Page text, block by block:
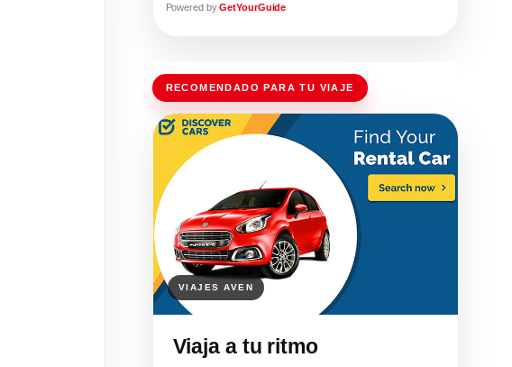
Powered byGetYourGuide
RECOMENDADO PARA TU VIAJE
Viaja a tu ritmo